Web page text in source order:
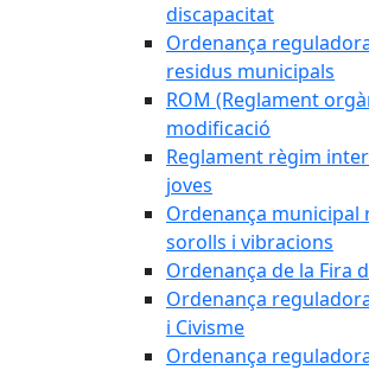
discapacitat
Ordenança
residus municipals
ROM (Reglament
modificació
Reglament règim
joves
Ordenança municipal
sorolls i vibracions
Ordenança de la Fira
Ordenança
i Civisme
Ordenança